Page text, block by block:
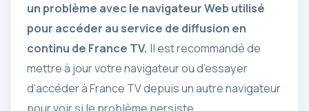
un problème avec le navigateur Web utilisé
pour accéder au service de diffusion en
continu de France TV. Il est recommandé de
mettre à jour votre navigateur ou d’essayer
d’accéder à France TV depuis un autre navigateur